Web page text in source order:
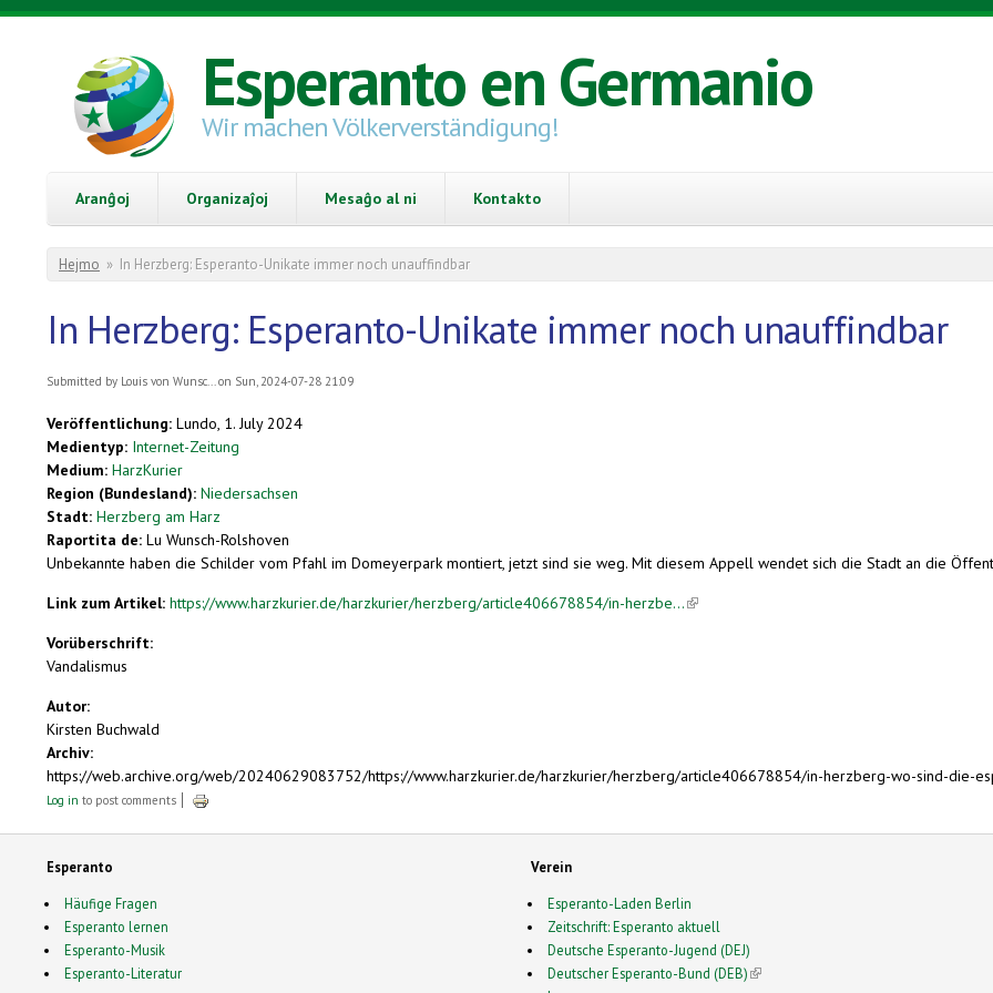
Skip to main content
Esperanto en Germanio
Wir machen Völkerverständigung!
Aranĝoj Organizaĵoj Mesaĝo al ni Kontakto
You are here
Hejmo » In Herzberg: Esperanto-Unikate immer noch unauffindbar
In Herzberg: Esperanto-Unikate immer noch unauffindbar
Submitted by Louis von Wunsc...on Sun, 2024-07-28 21:09
Veröffentlichung: Lundo, 1. July 2024
Medientyp: Internet-Zeitung
Medium: HarzKurier
Region (Bundesland): Niedersachsen
Stadt: Herzberg am Harz
Raportita de: Lu Wunsch-Rolshoven
Unbekannte haben die Schilder vom Pfahl im Domeyerpark montiert, jetzt sind sie weg. Mit diesem Appell wendet sich die Stadt an die
Link zum Artikel: https://www.harzkurier.de/harzkurier/herzberg/article406678854/in-herzbe...(link is external)
Vorüberschrift:
Vandalismus
Autor:
Kirsten Buchwald
Archiv:
https://web.archive.org/web/20240629083752/https://www.harzkurier.de/harzkurier/herzberg/article406678854/in-herzberg-wo-sind-die-
Log in to post comments
Esperanto
Häufige Fragen
Esperanto lernen
Esperanto-Musik
Esperanto-Literatur
Verein
Esperanto-Laden Berlin
Zeitschrift: Esperanto aktuell
Deutsche Esperanto-Jugend (DEJ)
Deutscher Esperanto-Bund (DEB)(link is external)